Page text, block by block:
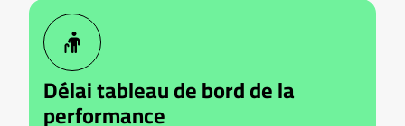
Délai tableau de bord de la
performance